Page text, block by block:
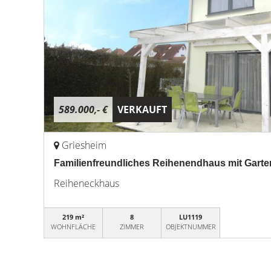
589.000,- € VERKAUFT
Griesheim
Familienfreundliches Reihenendhaus mit
Reiheneckhaus
219 m²
WOHNFLÄCHE
8
ZIMMER
LU1119
OBJEKTNUMMER